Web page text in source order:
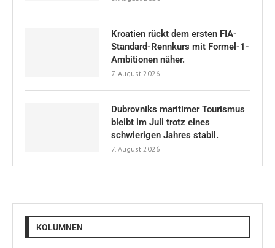
Kroatien rückt dem ersten FIA-
Standard-Rennkurs mit Formel-1-
Ambitionen näher.
7. August 2026
Dubrovniks maritimer Tourismus
bleibt im Juli trotz eines
schwierigen Jahres stabil.
7. August 2026
KOLUMNEN